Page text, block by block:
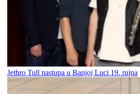
Jethro Tull nastupa u Banjoj Luci 19. rujna